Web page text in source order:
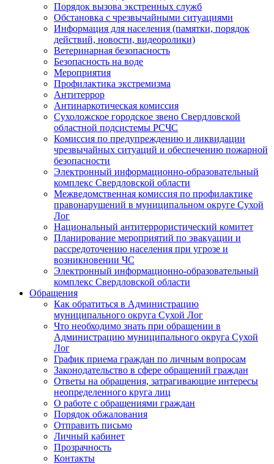
Порядок вызова экстренных служб
Обстановка с чрезвычайными ситуациями
Информация для населения (памятки, порядок
действий, новости, видеоролики)
Ветеринарная безопасность
Безопасность на воде
Мероприятия
Профилактика экстремизма
Антитеррор
Антинаркотическая комиссия
Сухоложское городское звено Свердловской
областной подсистемы РСЧС
Комиссия по предупреждению и ликвидации
чрезвычайных ситуаций и обеспечению пожарной
безопасности
Электронный информационно-образовательный
комплекс Cвердловской области
Межведомственная комиссия по профилактике
правонарушений в муниципальном округе Сухой
Лог
Национальный антитеррористический комитет
Планирование мероприятий по эвакуации и
рассредоточению населения при угрозе и
возникновении ЧС
Электронный информационно-образовательный
комплекс Свердловской области
Обращения
Как обратиться в Администрацию
муниципального округа Сухой Лог
Что необходимо знать при обращении в
Администрацию муниципального округа Сухой
Лог
График приема граждан по личным вопросам
Законодательство в сфере обращений граждан
Ответы на обращения, затрагивающие интересы
неопределенного круга лиц
О работе с обращениями граждан
Порядок обжалования
Отправить письмо
Личный кабинет
Прозрачность
Контакты